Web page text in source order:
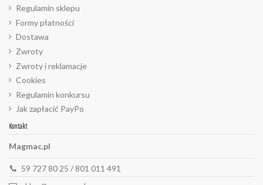
Regulamin sklepu
Formy płatności
Dostawa
Zwroty
Zwroty i reklamacje
Cookies
Regulamin konkursu
Jak zapłacić PayPo
Kontakt
Magmac.pl
59 727 80 25 / 801 011 491